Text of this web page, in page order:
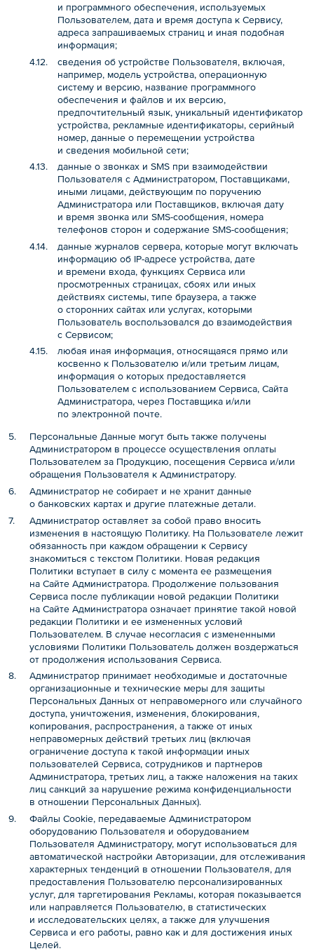
и программного обеспечения, используемых
Пользователем, дата и время доступа к Сервису,
адреса запрашиваемых страниц и иная подобная
информация;
сведения об устройстве Пользователя, включая,
например, модель устройства, операционную
систему и версию, название программного
обеспечения и файлов и их версию,
предпочтительный язык, уникальный идентификатор
устройства, рекламные идентификаторы, серийный
номер, данные о перемещении устройства
и сведения мобильной сети;
данные о звонках и SMS при взаимодействии
Пользователя с Администратором, Поставщиками,
иными лицами, действующим по поручению
Администратора или Поставщиков, включая дату
и время звонка или SMS-сообщения, номера
телефонов сторон и содержание SMS-сообщения;
данные журналов сервера, которые могут включать
информацию об IP-адресе устройства, дате
и времени входа, функциях Сервиса или
просмотренных страницах, сбоях или иных
действиях системы, типе браузера, а также
о сторонних сайтах или услугах, которыми
Пользователь воспользовался до взаимодействия
с Сервисом;
любая иная информация, относящаяся прямо или
косвенно к Пользователю и/или третьим лицам,
информация о которых предоставляется
Пользователем с использованием Сервиса, Сайта
Администратора, через Поставщика и/или
по электронной почте.
Персональные Данные могут быть также получены
Администратором в процессе осуществления оплаты
Пользователем за Продукцию, посещения Сервиса и/или
обращения Пользователя к Администратору.
Администратор не собирает и не хранит данные
о банковских картах и другие платежные детали.
Администратор оставляет за собой право вносить
изменения в настоящую Политику. На Пользователе лежит
обязанность при каждом обращении к Сервису
знакомиться с текстом Политики. Новая редакция
Политики вступает в силу с момента ее размещения
на Сайте Администратора. Продолжение пользования
Сервиса после публикации новой редакции Политики
на Сайте Администратора означает принятие такой новой
редакции Политики и ее измененных условий
Пользователем. В случае несогласия с измененными
условиями Политики Пользователь должен воздержаться
от продолжения использования Сервиса.
Администратор принимает необходимые и достаточные
организационные и технические меры для защиты
Персональных Данных от неправомерного или случайного
доступа, уничтожения, изменения, блокирования,
копирования, распространения, а также от иных
неправомерных действий третьих лиц (включая
ограничение доступа к такой информации иных
пользователей Сервиса, сотрудников и партнеров
Администратора, третьих лиц, а также наложения на таких
лиц санкций за нарушение режима конфиденциальности
в отношении Персональных Данных).
Файлы Cookie, передаваемые Администратором
оборудованию Пользователя и оборудованием
Пользователя Администратору, могут использоваться для
автоматической настройки Авторизации, для отслеживания
характерных тенденций в отношении Пользователя, для
предоставления Пользователю персонализированных
услуг, для таргетирования Рекламы, которая показывается
или направляется Пользователю, в статистических
и исследовательских целях, а также для улучшения
Сервиса и его работы, равно как и для достижения иных
Целей.